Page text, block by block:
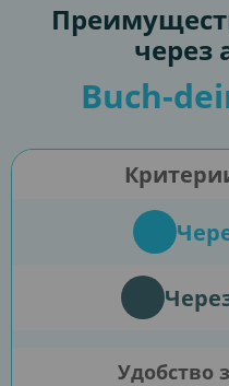
через
Buch-
Удобство